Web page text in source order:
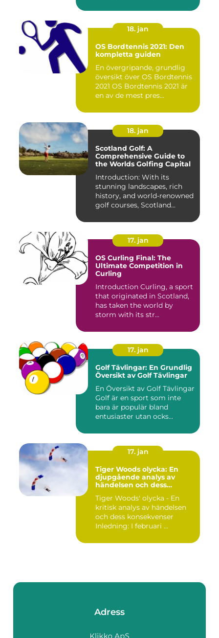
18. jan
OS Bordtennis 2021: Den
kompletta guiden
En övergripande, grundlig
översikt över OS Bordtennis
2021 OS Bordtennis 2021 är
en av de mest pres...
18. jan
Scotland Golf: A
Comprehensive Guide to
the Worlds Golfing Capital
Introduction: With its
stunning landscapes, rich
history, and world-renowned
golf courses, Scotland...
17. jan
OS Curling Final: The
Ultimate Competition in
Curling
Introduction Curling, a sport
that originated in Scotland,
has taken the world by
storm with its str...
17. jan
Golf Tävlingar: En Grundlig
Översikt av Golf Tävlingar
En Översikt av Golf Tävlingar
Golf är en sport som inte
bara är populär bland
entusiaster utan ocks...
17. jan
Tiger Woods olycka: En
djupgående analys av
händelsen och dess
Tiger Woods' olycka - En
kritisk analys av händelsen
och dess konsekvenser
Inledning: I februari ...
Adress